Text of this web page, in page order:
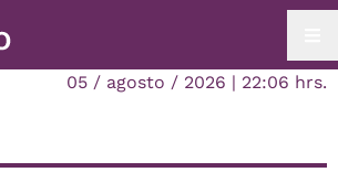
05 / agosto / 2026 | 22:06 hrs.